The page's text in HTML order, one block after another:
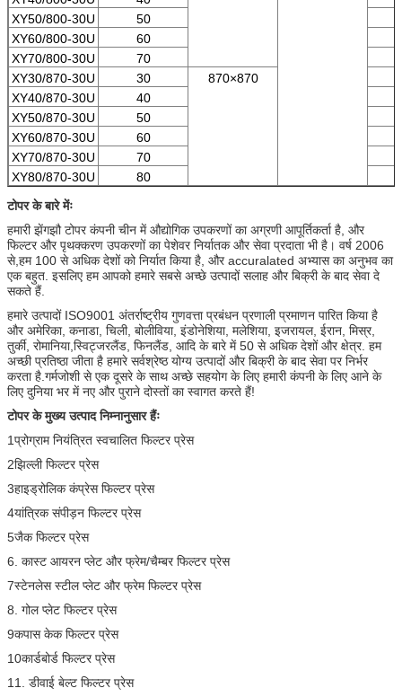
XY50/800-30U
50
XY60/800-30U
60
XY70/800-30U
70
XY30/870-30U
30 870×870
XY40/870-30U
40
XY50/870-30U
50
XY60/870-30U
60
XY70/870-30U
70
XY80/870-30U
80
टोपर के बारे मेंः
हमारी झेंगझौ टोपर कंपनी चीन में औद्योगिक उपकरणों का अग्रणी आपूर्तिकर्ता है, और
फिल्टर और पृथक्करण उपकरणों का पेशेवर निर्यातक और सेवा प्रदाता भी है। वर्ष 2006
से,हम 100 से अधिक देशों को निर्यात किया है, और accuralated अभ्यास का अनुभव का
एक बहुत. इसलिए हम आपको हमारे सबसे अच्छे उत्पादों सलाह और बिक्री के बाद सेवा दे
सकते हैं.
हमारे उत्पादों ISO9001 अंतर्राष्ट्रीय गुणवत्ता प्रबंधन प्रणाली प्रमाणन पारित किया है
और अमेरिका, कनाडा, चिली, बोलीविया, इंडोनेशिया, मलेशिया, इजरायल, ईरान, मिस्र,
तुर्की, रोमानिया,स्विट्जरलैंड, फिनलैंड, आदि के बारे में 50 से अधिक देशों और क्षेत्र. हम
अच्छी प्रतिष्ठा जीता है हमारे सर्वश्रेष्ठ योग्य उत्पादों और बिक्री के बाद सेवा पर निर्भर
करता है.गर्मजोशी से एक दूसरे के साथ अच्छे सहयोग के लिए हमारी कंपनी के लिए आने के
लिए दुनिया भर में नए और पुराने दोस्तों का स्वागत करते हैं!
टोपर के मुख्य उत्पाद निम्नानुसार हैंः
1प्रोग्राम नियंत्रित स्वचालित फिल्टर प्रेस
2झिल्ली फिल्टर प्रेस
3हाइड्रोलिक कंप्रेस फिल्टर प्रेस
4यांत्रिक संपीड़न फिल्टर प्रेस
5जैक फिल्टर प्रेस
6. कास्ट आयरन प्लेट और फ्रेम/चैम्बर फिल्टर प्रेस
7स्टेनलेस स्टील प्लेट और फ्रेम फिल्टर प्रेस
8. गोल प्लेट फिल्टर प्रेस
9कपास केक फिल्टर प्रेस
10कार्डबोर्ड फिल्टर प्रेस
11. डीवाई बेल्ट फिल्टर प्रेस